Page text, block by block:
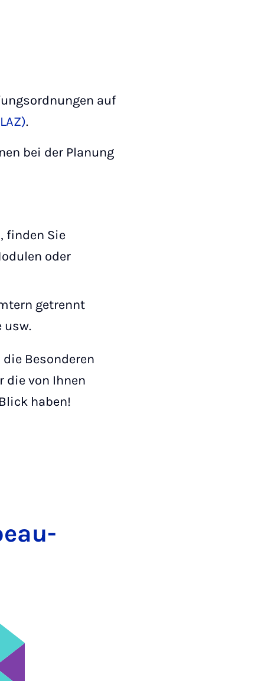
auf
.
bei der Planung
finden Sie
oder
getrennt
usw.
Besonderen
von Ihnen
haben!